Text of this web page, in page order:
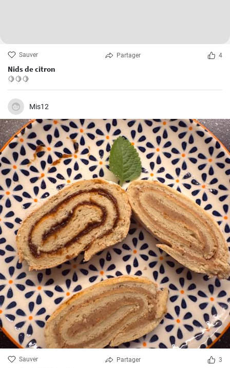
Sauver Partager 4
Nids de citron
🍋🍋🍋
Mis12
Sauver Partager 3